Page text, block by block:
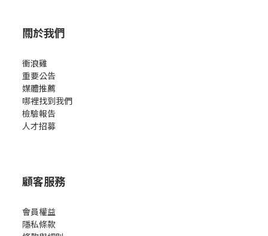
關於我們
衝浪雞
重要公告
媒體推薦
哪裡找到我們
檢驗報告
人才招募
顧客服務
會員權益
隱私條款